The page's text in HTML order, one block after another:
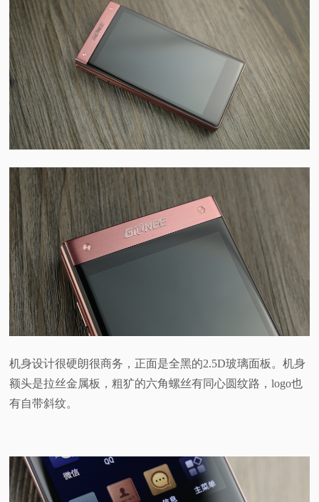
机身设计很硬朗很商务，正面是全黑的2.5D玻璃面板。机身
额头是拉丝金属板，粗犷的六角螺丝有同心圆纹路，logo也
有自带斜纹。